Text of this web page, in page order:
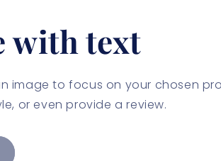
with text
image to focus on your chosen
or even provide a review.